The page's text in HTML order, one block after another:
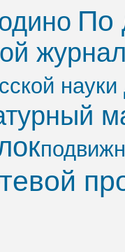
По
журнал
науки